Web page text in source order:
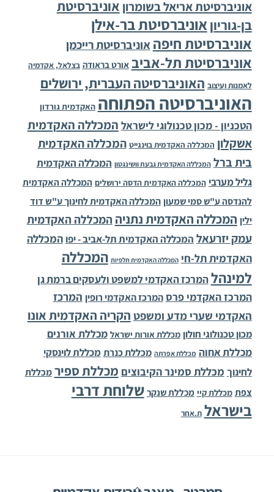
אוניברסיטת אריאל בשומרון אוניברסיטת
בן-גוריוןאוניברסיטת בר-אילן
אוניברסיטת חיפה אוניברסיטת רייכמן
אוניברסיטת תל-אביב אורט בראודה בצלאל, אקדמיה
לאמנות ועיצוב האוניברסיטה העברית, ירושלים
האוניברסיטה הפתוחה האקדמית גורדון
הטכניון - מכון טכנולוגי לישראל המכללה האקדמית
אשקלון המכללה האקדמית בוינגייט המכללה האקדמית
בית ברל המכללה האקדמית גבעת וושינגטון המכללה האקדמית
גליל מערבי המכללה האקדמית הדסה ירושלים המכללה האקדמית
להנדסה ע"ש סמי שמעון המכללה האקדמית לחינוך ע"ש דוד
ילין המכללה האקדמית נתניה המכללה האקדמית
עמק יזרעאל המכללה האקדמית תל-אביב - יפו המכללה
האקדמית תל-חי המכללה האקדמית תלפיות המכללה
למינהלהמרכז האקדמי למשפט ולעסקים ברמת גן
המרכז האקדמי פרס המרכז האקדמי רופין המרכז
האקדמי שערי מדע ומשפט הקריה האקדמית אונו
מכון טכנולוגי חולון מכללת אורות ישראל מכללת אורנים
מכללת אחוה מכללת אפרתה מכללת כנרת מכללת לוינסקי
לחינוך מכללת סמינר הקיבוצים מכללת ספיר מכללת
צפת מכללת קיי מכללת שנקר שלוחת דרבי
בישראל ת.אחר
Back